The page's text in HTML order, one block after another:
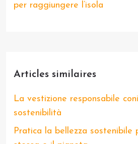
per raggiungere l’isola
Articles similaires
La vestizione responsabile
sostenibilità
Pratica la bellezza